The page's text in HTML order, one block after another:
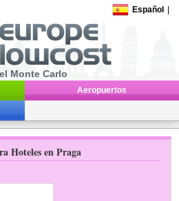
Español
Monte Carlo
Aeropuertos
Hoteles en Praga